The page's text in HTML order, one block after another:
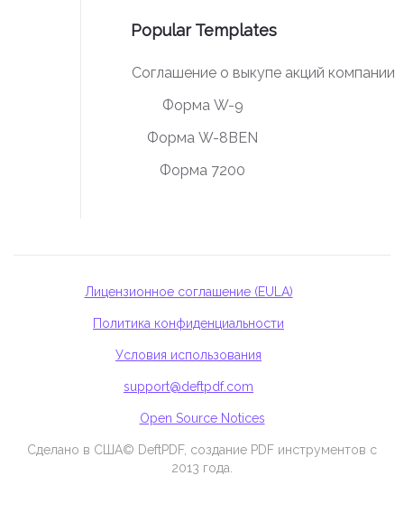
Popular Templates
Соглашение о выкупе акций компании
Форма W-9
Форма W-8BEN
Форма 7200
Сделано в США© DeftPDF, создание PDF инструментов с
2013 года.
Лицензионное соглашение (EULA)
Политика конфиденциальности
Условия использования
support@deftpdf.com
Open Source Notices